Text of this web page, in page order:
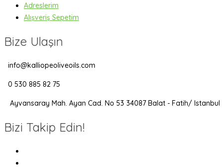
Adreslerim
Alışveriş Sepetim
Bize Ulaşın
info@kalliopeoliveoils.com
0 530 885 82 75
Ayvansaray Mah. Ayan Cad. No 53 34087 Balat - Fatih/ Istanbul
Bizi Takip Edin!